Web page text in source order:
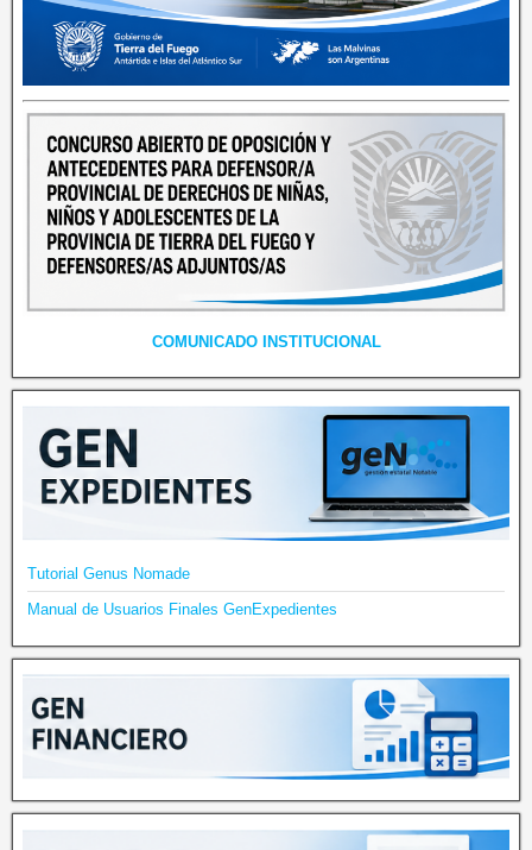
COMUNICADO INSTITUCIONAL
Tutorial Genus Nomade
Manual de Usuarios Finales GenExpedientes